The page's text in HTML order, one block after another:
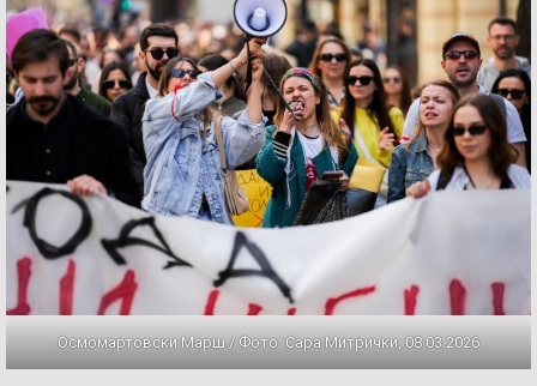
Осмомартовски Марш / Фото: Сара Митрички, 08.03.2026